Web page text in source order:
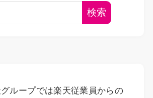
検索
ループでは楽天従業員からの